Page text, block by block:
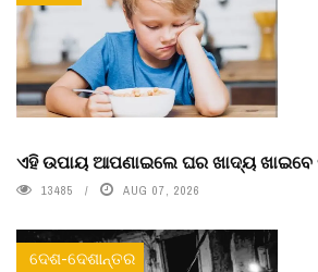
ଏହି ଉପାୟ ଆପଣାଇଲେ ଘର ଖାଦ୍ୟ ଖାଇବେ
13485 AUG 07, 2026
ଦେଶ-ଦେଶାନ୍ତର